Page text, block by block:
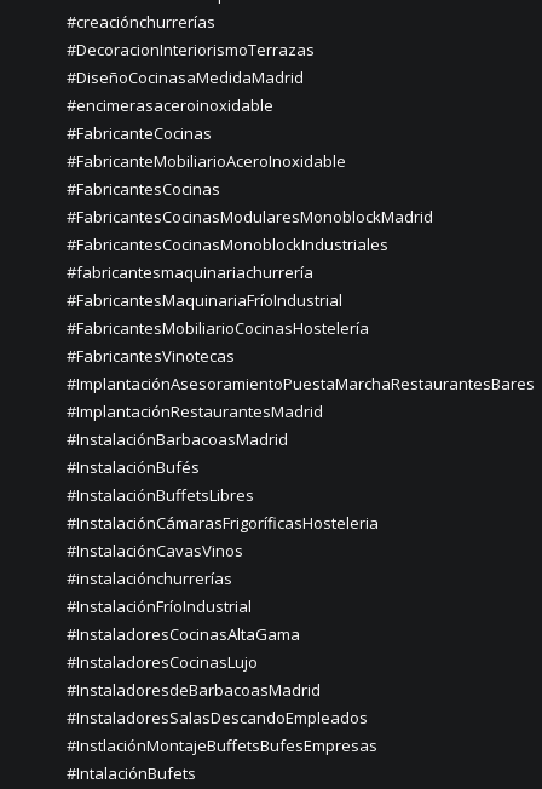
#creaciónchurrerías
#DecoracionInteriorismoTerrazas
#DiseñoCocinasaMedidaMadrid
#encimerasaceroinoxidable
#FabricanteCocinas
#FabricanteMobiliarioAceroInoxidable
#FabricantesCocinas
#FabricantesCocinasModularesMonoblockMadrid
#FabricantesCocinasMonoblockIndustriales
#fabricantesmaquinariachurrería
#FabricantesMaquinariaFríoIndustrial
#FabricantesMobiliarioCocinasHostelería
#FabricantesVinotecas
#ImplantaciónAsesoramientoPuestaMarchaRestaurantesBares
#ImplantaciónRestaurantesMadrid
#InstalaciónBarbacoasMadrid
#InstalaciónBufés
#InstalaciónBuffetsLibres
#InstalaciónCámarasFrigoríficasHosteleria
#InstalaciónCavasVinos
#instalaciónchurrerías
#InstalaciónFríoIndustrial
#InstaladoresCocinasAltaGama
#InstaladoresCocinasLujo
#InstaladoresdeBarbacoasMadrid
#InstaladoresSalasDescandoEmpleados
#InstlaciónMontajeBuffetsBufesEmpresas
#IntalaciónBufets